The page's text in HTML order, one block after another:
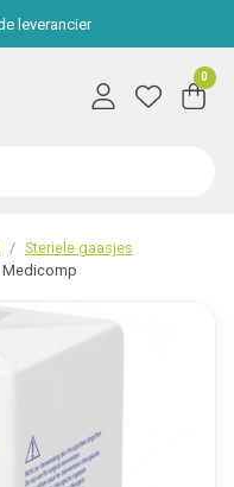
leverancier
0
Steriele gaasjes
Medicomp